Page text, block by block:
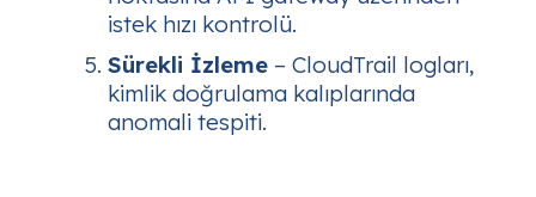
istek hızı kontrolü.
Sürekli İzleme – CloudTrail logları,
kimlik doğrulama kalıplarında
anomali tespiti.